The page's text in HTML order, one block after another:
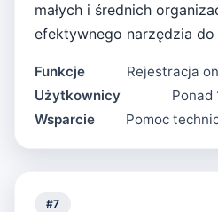
małych i średnich
efektywnego narzędzia do
Funkcje
Rejestracja
Użytkownicy
Ponad
Wsparcie
Pomoc
#7